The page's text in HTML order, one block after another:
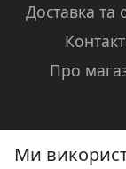
Доставка та
Про
Ми